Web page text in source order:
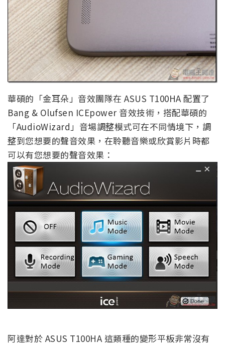
華碩的「金耳朵」音效團隊在 ASUS T100HA 配置了
Bang & Olufsen ICEpower 音效技術，搭配華碩的
「AudioWizard」音場調整模式可在不同情境下，調
整到您想要的聲音效果，在聆聽音樂或欣賞影片時都
可以有您想要的聲音效果：
阿達對於 ASUS T100HA 這類種的變形平板非常沒有